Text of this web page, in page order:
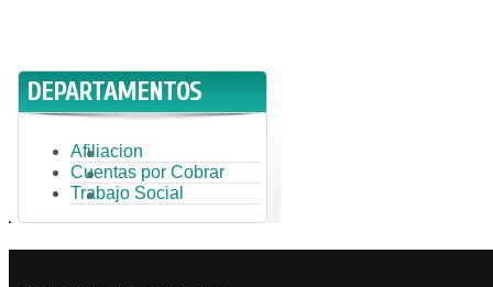
DEPARTAMENTOS
Afiliacion
Cuentas por Cobrar
Trabajo Social